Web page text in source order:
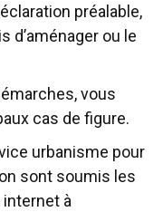
préalable,
d’aménager ou le
vous
cas de figure.
urbanisme pour
sont soumis les
internet à